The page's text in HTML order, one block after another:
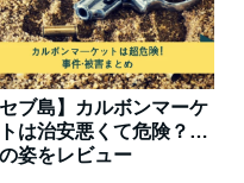
セブ島】カルボンマーケ
は治安悪くて危険？…
姿をレビュー